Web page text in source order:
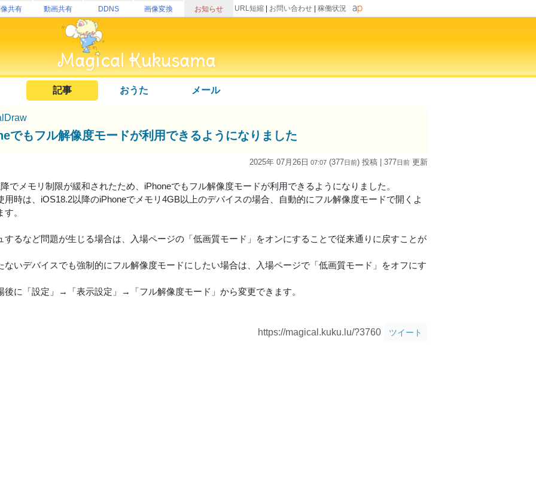
共有 動画共有 DDNS 画像変換 お知らせ URL短縮 お問い合わせ 稼働状況
記事 おうた メール
でもフル解像度モードが利用できるようになりました
2025年 07月26日 07:07 (377日前) 投稿 | 377日前 更新
でメモリ制限が緩和されたため、iPhoneでもフル解像度モードが利用できるようになりました。
用時は、iOS18.2以降のiPhoneでメモリ4GB以上のデバイスの場合、自動的にフル解像度モードで開くよ
。
するなど問題が生じる場合は、入場ページの「低画質モード」をオンにすることで従来通りに戻すことが
ないデバイスでも強制的にフル解像度モードにしたい場合は、入場ページで「低画質モード」をオフにす
後に「設定」→「表示設定」→「フル解像度モード」から変更できます。
https://magical.kuku.lu/?3760 ツイート